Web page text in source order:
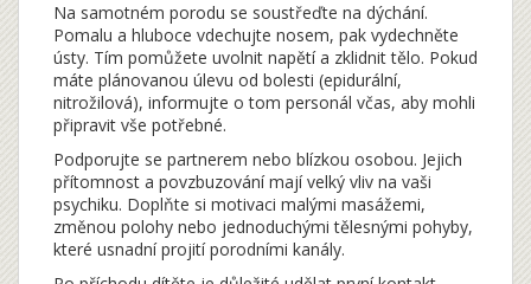
Na samotném porodu se soustřeďte na dýchání.
Pomalu a hluboce vdechujte nosem, pak vydechněte
ústy. Tím pomůžete uvolnit napětí a zklidnit tělo. Pokud
máte plánovanou úlevu od bolesti (epidurální,
nitrožilová), informujte o tom personál včas, aby mohli
připravit vše potřebné.
Podporujte se partnerem nebo blízkou osobou. Jejich
přítomnost a povzbuzování mají velký vliv na vaši
psychiku. Doplňte si motivaci malými masážemi,
změnou polohy nebo jednoduchými tělesnými pohyby,
které usnadní projití porodními kanály.